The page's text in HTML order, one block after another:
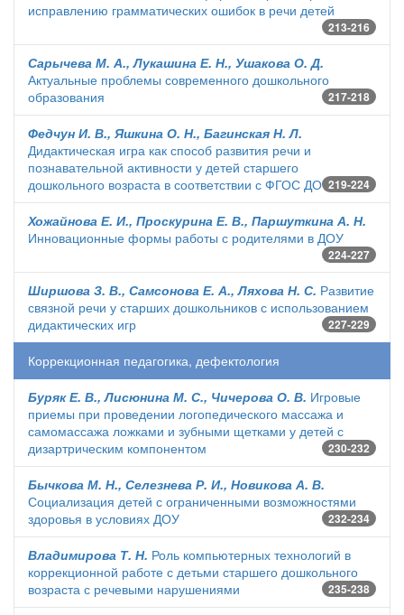
исправлению грамматических ошибок в речи детей
213-216
Сарычева М. А., Лукашина Е. Н., Ушакова О. Д.
Актуальные проблемы современного дошкольного
образования
217-218
Федчун И. В., Яшкина О. Н., Багинская Н. Л.
Дидактическая игра как способ развития речи и
познавательной активности у детей старшего
дошкольного возраста в соответствии с ФГОС ДО 219-224
Хожайнова Е. И., Проскурина Е. В., Паршуткина А. Н.
Инновационные формы работы с родителями в ДОУ
224-227
Ширшова З. В., Самсонова Е. А., Ляхова Н. С. Развитие
связной речи у старших дошкольников с использованием
дидактических игр
227-229
Коррекционная педагогика, дефектология
Буряк Е. В., Лисюнина М. С., Чичерова О. В. Игровые
приемы при проведении логопедического массажа и
самомассажа ложками и зубными щетками у детей с
дизартрическим компонентом
230-232
Бычкова М. Н., Селезнева Р. И., Новикова А. В.
Социализация детей с ограниченными возможностями
здоровья в условиях ДОУ
232-234
Владимирова Т. Н. Роль компьютерных технологий в
коррекционной работе с детьми старшего дошкольного
возраста с речевыми нарушениями
235-238